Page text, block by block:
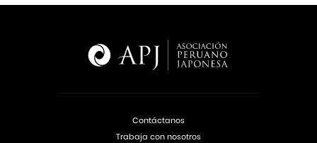
Contáctanos
Trabaja con nosotros